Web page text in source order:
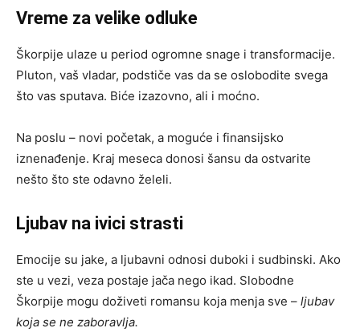
Vreme za velike odluke
Škorpije ulaze u period ogromne snage i transformacije.
Pluton, vaš vladar, podstiče vas da se oslobodite svega
što vas sputava. Biće izazovno, ali i moćno.
Na poslu – novi početak, a moguće i finansijsko
iznenađenje. Kraj meseca donosi šansu da ostvarite
nešto što ste odavno želeli.
Ljubav na ivici strasti
Emocije su jake, a ljubavni odnosi duboki i sudbinski. Ako
ste u vezi, veza postaje jača nego ikad. Slobodne
Škorpije mogu doživeti romansu koja menja sve – ljubav
koja se ne zaboravlja.